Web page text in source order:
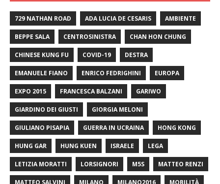
729 NATHAN ROAD ADA LUCIA DE CESARIS AMBIENTE
BEPPE SALA CENTROSINISTRA CHAN HON CHUNG
CHINESE KUNG FU COVID-19 DESTRA
EMANUELE FIANO ENRICO FEDRIGHINI EUROPA
EXPO 2015 FRANCESCA BALZANI GARIWO
GIARDINO DEI GIUSTI GIORGIA MELONI
GIULIANO PISAPIA GUERRA IN UCRAINA HONG KONG
HUNG GAR HUNG KUEN ISRAELE LEGA
LETIZIA MORATTI LORSIGNORI M5S MATTEO RENZI